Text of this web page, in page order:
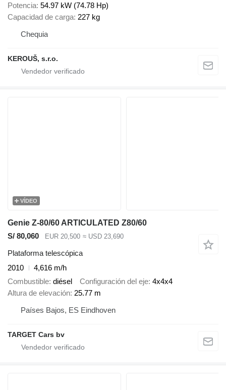
Potencia 54.97 kW (74.78 Hp)
Capacidad de carga 227 kg
Chequia
KEROUŠ, s.r.o.
VÍDEO
Genie Z-80/60 ARTICULATED Z80/60
S/ 80,060
EUR 20,500 ≈ USD 23,690
Plataforma telescópica
2010
4,616 m/h
Combustible diésel Configuración del eje 4x4x4
Altura de elevación 25.77 m
Países Bajos, ES Eindhoven
TARGET Cars bv